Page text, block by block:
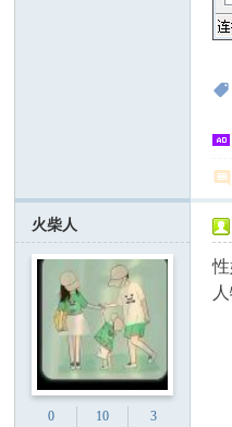
火柴人
0
10
3